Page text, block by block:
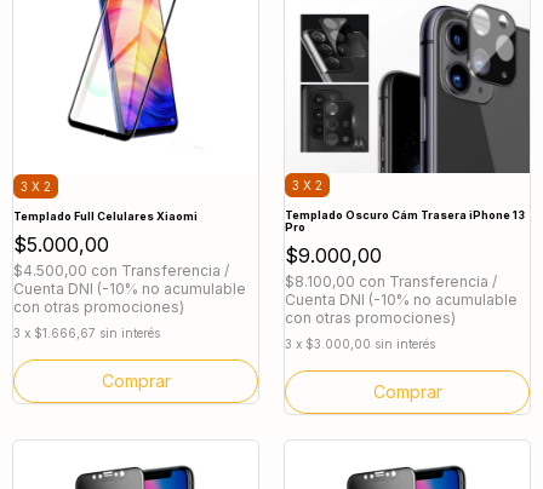
3 X 2
Templado Full Celulares Xiaomi
$5.000,00
$4.500,00 con Transferencia /
Cuenta DNI (-10% no acumulable
con otras promociones)
3 x $1.666,67 sin interés
Comprar
3 X 2
Templado Oscuro Cám Trasera iPhone 13
Pro
$9.000,00
$8.100,00 con Transferencia /
Cuenta DNI (-10% no acumulable
con otras promociones)
3 x $3.000,00 sin interés